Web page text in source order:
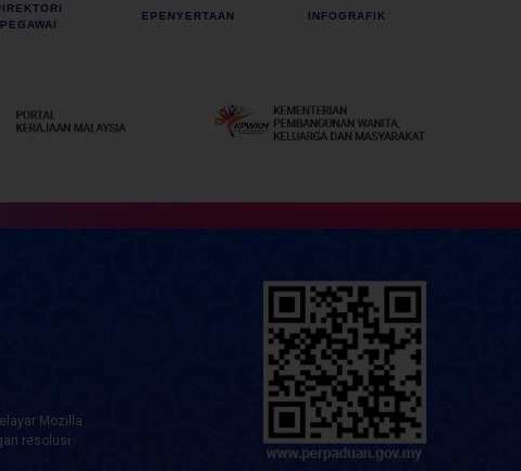
PEGAWAI
EPENYERTAAN INFOGRAFIK
Mozilla
resolusi